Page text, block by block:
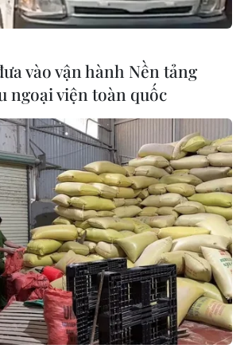
Thành phố Hồ Chí Minh
COVID-19
MTTQ Việt Nam TP.HCM, Ban vận
phân phối quỹ phòng, chống dịch
gần 3,42 tỷ đồng và nhu yếu phẩm
Đảng và doanh nghiệp tặng.
vào vận hành Nền tảng
ngoại viện toàn quốc